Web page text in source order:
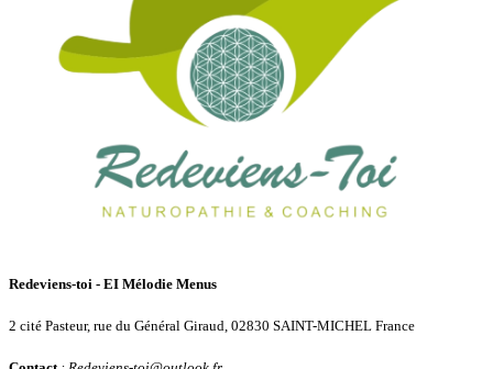
Redeviens-toi - EI Mélodie Menus
2 cité Pasteur, rue du Général Giraud, 02830 SAINT-MICHEL France